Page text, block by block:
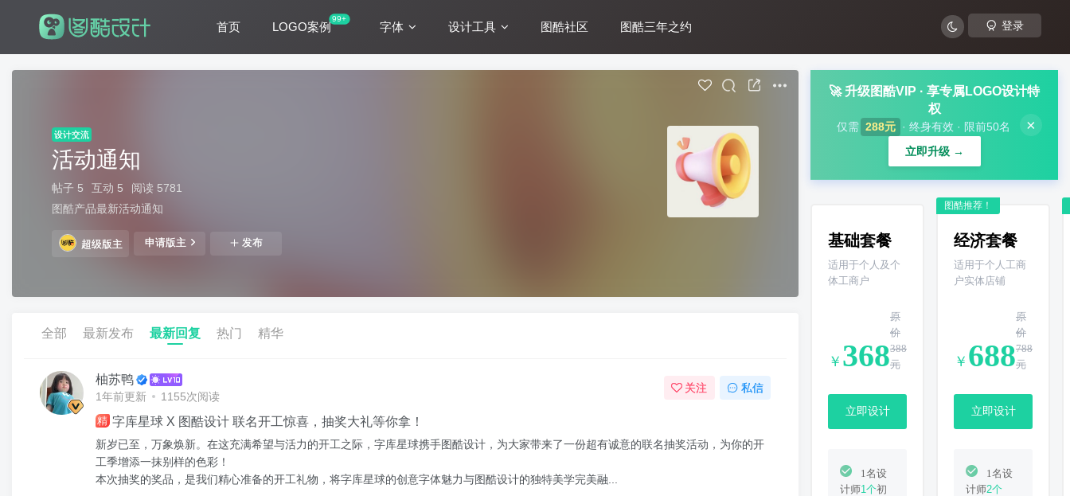
首页 LOGO案例
99+
字体 设计工具 图酷社区 图酷三年之约 登录
设计交流
活动通知
帖子 5 互动 5
阅读 5781
图酷产品最新活动通知
超级版主 申请版主 发布
全部 最新发布 最新回复 热门 精华
柚苏鸭
1年前更新 1155次阅读
关注 私信
精 字库星球 X 图酷设计 联名开工惊喜，抽奖大礼等你拿！
新岁已至，万象焕新。在这充满希望与活力的开工之际，字库星球携手图酷设计，为大家带来了一份超有诚意的联名抽奖活动，为你的开
工季增添一抹别样的色彩！
本次抽奖的奖品，是我们精心准备的开工礼物，将字库星球的创意字体魅力与图酷设计的独特美学完美融...
🚀 升级图酷VIP · 享专属LOGO设计特
权
仅需 288元 · 终身有效 · 限前50名
立即升级 →
×
基础套餐
适用于个人及个
体工商户
￥ 368
原
价
388
元
立即设计
1名设
计师1个初
图酷推荐！
经济套餐
适用于个人工商
户实体店铺
￥ 688
原
价
788
元
立即设计
1名设
计师2个